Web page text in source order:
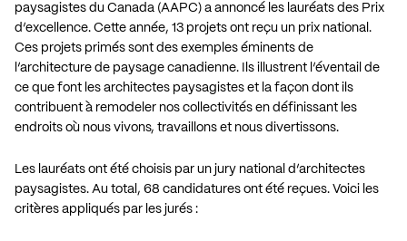
paysagistes du Canada (AAPC) a annoncé les lauréats des Prix
d’excellence. Cette année, 13 projets ont reçu un prix national.
Ces projets primés sont des exemples éminents de
l’architecture de paysage canadienne. Ils illustrent l’éventail de
ce que font les architectes paysagistes et la façon dont ils
contribuent à remodeler nos collectivités en définissant les
endroits où nous vivons, travaillons et nous divertissons.
Les lauréats ont été choisis par un jury national d’architectes
paysagistes. Au total, 68 candidatures ont été reçues. Voici les
critères appliqués par les jurés :